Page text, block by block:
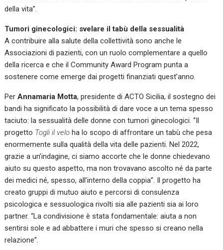
della vita”.
Tumori ginecologici: svelare il tabù della sessualità
A contribuire alla salute della collettività sono anche le
Associazioni di pazienti, con un ruolo complementare a quello
della ricerca e che il Community Award Program punta a
sostenere come emerge dai progetti finanziati quest’anno.
PerAnnamaria Motta, presidente di ACTO Sicilia, il sostegno dei
bandi ha significato la possibilità di dare voce a un tema spesso
taciuto: la sessualità delle donne con tumori ginecologici. “Il
progetto Togli il velo ha lo scopo di affrontare un tabù che pesa
enormemente sulla qualità della vita delle pazienti. Nel 2022,
grazie a un’indagine, ci siamo accorte che le donne chiedevano
aiuto su questo aspetto, ma non trovavano ascolto né da parte
dei medici né, spesso, all’interno della coppia”. Il progetto ha
creato gruppi di mutuo aiuto e percorsi di consulenza
psicologica e sessuologica rivolti sia alle pazienti sia ai loro
partner. “La condivisione è stata fondamentale: aiuta a non
sentirsi sole e ad abbattere i muri che spesso si creano nella
relazione”.